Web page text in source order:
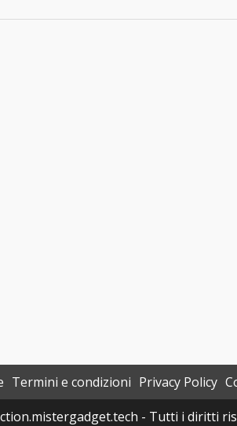
Termini e condizioni Privacy Policy
- Tutti i diritti